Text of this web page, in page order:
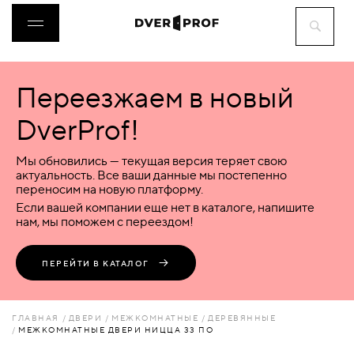
ДВЕРИ
ФУРНИТУРА
ВОРОТА
ПЕРЕГОРОДКИ
Переезжаем в новый
DverProf!
Мы обновились — текущая версия теряет свою
актуальность. Все ваши данные мы постепенно
переносим на новую платформу.
Если вашей компании еще нет в каталоге, напишите
нам, мы поможем с переездом!
ПЕРЕЙТИ В КАТАЛОГ
ГЛАВНАЯ ДВЕРИ МЕЖКОМНАТНЫЕ
ДЕРЕВЯННЫЕ
МЕЖКОМНАТНЫЕ ДВЕРИ НИЦЦА 33 ПО